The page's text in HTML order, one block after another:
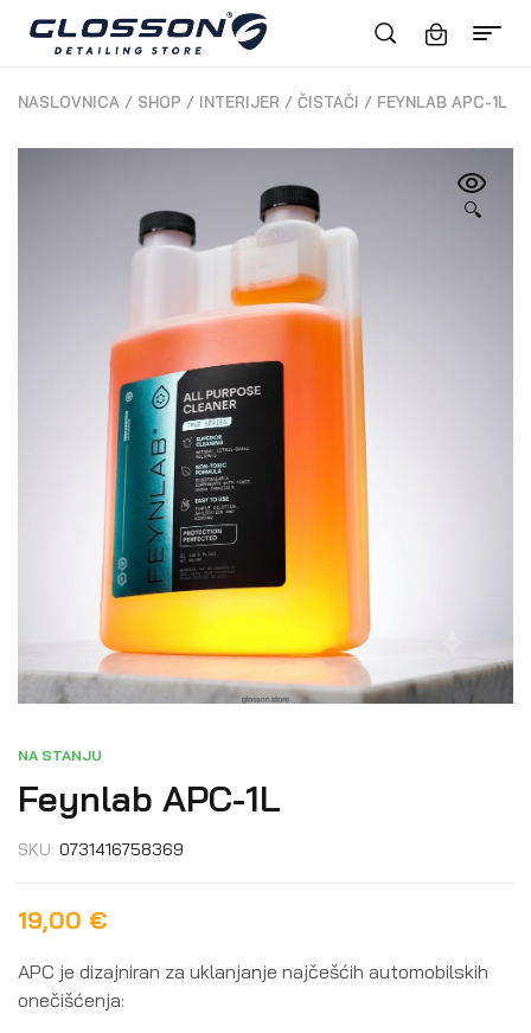
NASLOVNICA / SHOP / INTERIJER / ČISTAČI / FEYNLAB APC-1L
🔍
NA STANJU
Feynlab APC-1L
SKU: 0731416758369
19,00 €
APC je dizajniran za uklanjanje najčešćih automobilskih
onečišćenja: